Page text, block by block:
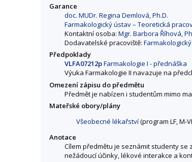
Garance
doc. MUDr. Regina Demlová, Ph.D.
Farmakologický ústav – Teoretická
Kontaktní osoba: Mgr. Barbora Říhová,
Dodavatelské pracoviště:
Předpoklady
VLFA07212pFarmakologie I - přednáška
Výuka Farmakologie II navazuje na
Omezení zápisu do předmětu
Předmět je nabízen i studentům mimo
Mateřské obory/plány
Všeobecné lékařství(program LF, M-
Anotace
Cílem předmětu je seznámit studenty
nežádoucí účinky, lékové interakce a